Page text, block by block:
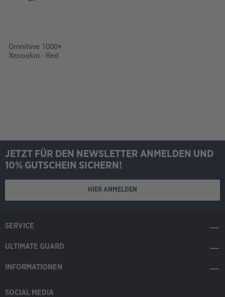
Omnihive 1000+
Xenoskin - Red
JETZT FÜR DEN NEWSLETTER ANMELDEN UND
10% GUTSCHEIN SICHERN!
HIER ANMELDEN
SERVICE
ULTIMATE GUARD
INFORMATIONEN
SOCIAL MEDIA